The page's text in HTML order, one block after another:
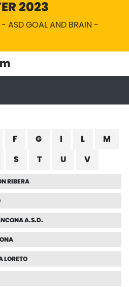
2023
GOAL AND BRAIN -
F G L M
S T U V
RIBERA
A.S.D.
LORETO